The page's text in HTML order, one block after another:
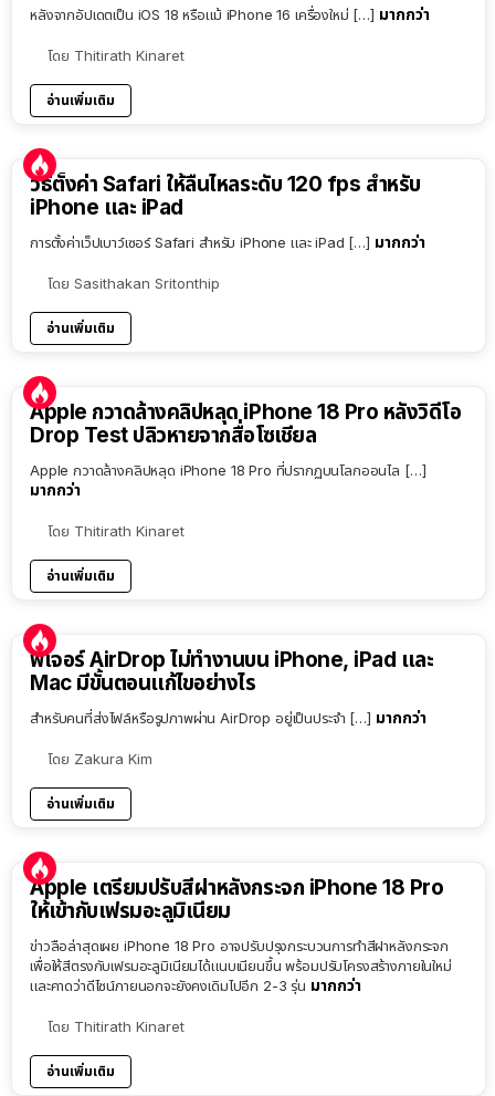
หลังจากอัปเดตเป็น iOS 18 หรือแม้ iPhone 16 เครื่องใหม่ […] มากกว่า
โดย Thitirath Kinaret
อ่านเพิ่มเติม
วิธีตั้งค่า Safari ให้ลื่นไหลระดับ 120 fps สำหรับ
iPhone และ iPad
การตั้งค่าเว็ปเบาว์เซอร์ Safari สำหรับ iPhone และ iPad […] มากกว่า
โดย Sasithakan Sritonthip
อ่านเพิ่มเติม
Apple กวาดล้างคลิปหลุด iPhone 18 Pro หลังวิดีโอ
Drop Test ปลิวหายจากสื่อโซเชียล
Apple กวาดล้างคลิปหลุด iPhone 18 Pro ที่ปรากฏบนโลกออนไล […]
มากกว่า
โดย Thitirath Kinaret
อ่านเพิ่มเติม
ฟีเจอร์ AirDrop ไม่ทำงานบน iPhone, iPad และ
Mac มีขั้นตอนแก้ไขอย่างไร
สำหรับคนที่ส่งไฟล์หรือรูปภาพผ่าน AirDrop อยู่เป็นประจำ […] มากกว่า
โดย Zakura Kim
อ่านเพิ่มเติม
Apple เตรียมปรับสีฝาหลังกระจก iPhone 18 Pro
ให้เข้ากับเฟรมอะลูมิเนียม
ข่าวลือล่าสุดเผย iPhone 18 Pro อาจปรับปรุงกระบวนการทำสีฝาหลังกระจก
เพื่อให้สีตรงกับเฟรมอะลูมิเนียมได้แนบเนียนขึ้น พร้อมปรับโครงสร้างภายในใหม่
และคาดว่าดีไซน์ภายนอกจะยังคงเดิมไปอีก 2-3 รุ่น มากกว่า
โดย Thitirath Kinaret
อ่านเพิ่มเติม